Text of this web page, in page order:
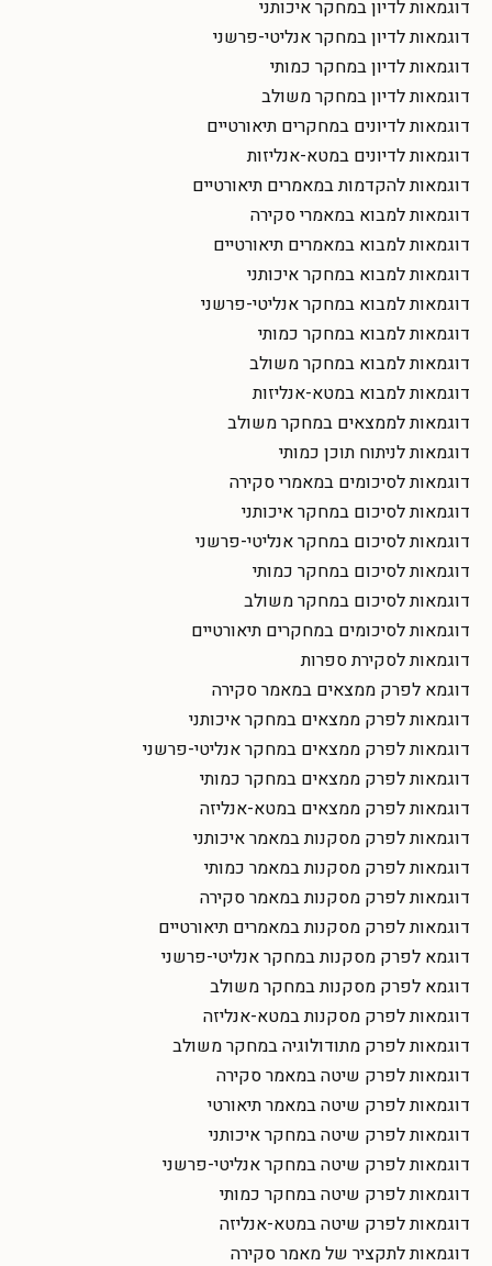
דוגמאות לדיון במחקר איכותני
דוגמאות לדיון במחקר אנליטי-פרשני
דוגמאות לדיון במחקר כמותי
דוגמאות לדיון במחקר משולב
דוגמאות לדיונים במחקרים תיאורטיים
דוגמאות לדיונים במטא-אנליזות
דוגמאות להקדמות במאמרים תיאורטיים
דוגמאות למבוא במאמרי סקירה
דוגמאות למבוא במאמרים תיאורטיים
דוגמאות למבוא במחקר איכותני
דוגמאות למבוא במחקר אנליטי-פרשני
דוגמאות למבוא במחקר כמותי
דוגמאות למבוא במחקר משולב
דוגמאות למבוא במטא-אנליזות
דוגמאות לממצאים במחקר משולב
דוגמאות לניתוח תוכן כמותי
דוגמאות לסיכומים במאמרי סקירה
דוגמאות לסיכום במחקר איכותני
דוגמאות לסיכום במחקר אנליטי-פרשני
דוגמאות לסיכום במחקר כמותי
דוגמאות לסיכום במחקר משולב
דוגמאות לסיכומים במחקרים תיאורטיים
דוגמאות לסקירת ספרות
דוגמא לפרק ממצאים במאמר סקירה
דוגמאות לפרק ממצאים במחקר איכותני
דוגמאות לפרק ממצאים במחקר אנליטי-פרשני
דוגמאות לפרק ממצאים במחקר כמותי
דוגמאות לפרק ממצאים במטא-אנליזה
דוגמאות לפרק מסקנות במאמר איכותני
דוגמאות לפרק מסקנות במאמר כמותי
דוגמאות לפרק מסקנות במאמר סקירה
דוגמאות לפרק מסקנות במאמרים תיאורטיים
דוגמא לפרק מסקנות במחקר אנליטי-פרשני
דוגמא לפרק מסקנות במחקר משולב
דוגמאות לפרק מסקנות במטא-אנליזה
דוגמאות לפרק מתודולוגיה במחקר משולב
דוגמאות לפרק שיטה במאמר סקירה
דוגמאות לפרק שיטה במאמר תיאורטי
דוגמאות לפרק שיטה במחקר איכותני
דוגמאות לפרק שיטה במחקר אנליטי-פרשני
דוגמאות לפרק שיטה במחקר כמותי
דוגמאות לפרק שיטה במטא-אנליזה
דוגמאות לתקציר של מאמר סקירה